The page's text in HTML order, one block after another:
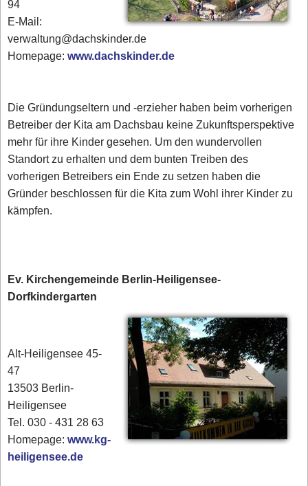
94
E-Mail:
verwaltung@dachskinder.de
Homepage:www.dachskinder.de
Die Gründungseltern und -erzieher haben beim vorherigen
Betreiber der Kita am Dachsbau keine Zukunftsperspektive
mehr für ihre Kinder gesehen. Um den wundervollen
Standort zu erhalten und dem bunten Treiben des
vorherigen Betreibers ein Ende zu setzen haben die
Gründer beschlossen für die Kita zum Wohl ihrer Kinder zu
kämpfen.
Ev. Kirchengemeinde Berlin-Heiligensee-
Dorfkindergarten
Alt-Heiligensee 45-
47
13503 Berlin-
Heiligensee
Tel. 030 - 431 28 63
Homepage:www.kg-
heiligensee.de